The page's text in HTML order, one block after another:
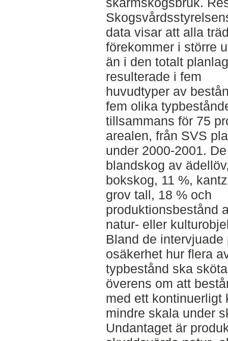
data visar att alla
förekommer i större
än i den totalt
resulterade i fem
huvudtyper av
fem olika
tillsammans för 75
arealen, från SVS
under 2000-2001.
blandskog av
bokskog, 11 %,
grov tall, 18 % och
produktionsbestånd
natur- eller
Bland de
osäkerhet hur flera
typbestånd ska
överens om att
med ett kontinuerligt
mindre skala under
Undantaget är